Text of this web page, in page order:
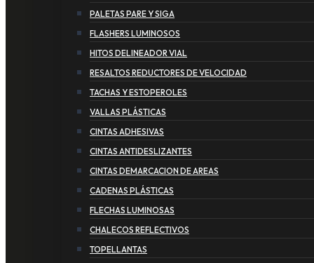
PALETAS PARE Y SIGA
FLASHERS LUMINOSOS
HITOS DELINEADOR VIAL
RESALTOS REDUCTORES DE VELOCIDAD
TACHAS Y ESTOPEROLES
VALLAS PLÁSTICAS
CINTAS ADHESIVAS
CINTAS ANTIDESLIZANTES
CINTAS DEMARCACION DE AREAS
CADENAS PLÁSTICAS
FLECHAS LUMINOSAS
CHALECOS REFLECTIVOS
TOPELLANTAS